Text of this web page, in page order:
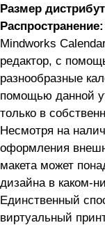
Размер
Распространение:
Mindworks
редактор, с
разнообразные
помощью данной
только в
Несмотря на
оформления
макета может
дизайна в каком-
Единственный
виртуальный